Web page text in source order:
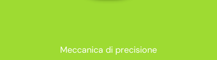
Meccanica di precisione